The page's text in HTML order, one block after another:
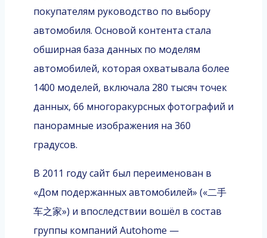
покупателям руководство по выбору
автомобиля. Основой контента стала
обширная база данных по моделям
автомобилей, которая охватывала более
1400 моделей, включала 280 тысяч точек
данных, 66 многоракурсных фотографий и
панорамные изображения на 360
градусов.
В 2011 году сайт был переименован в
«Дом подержанных автомобилей» («二手
车之家») и впоследствии вошёл в состав
группы компаний Autohome —